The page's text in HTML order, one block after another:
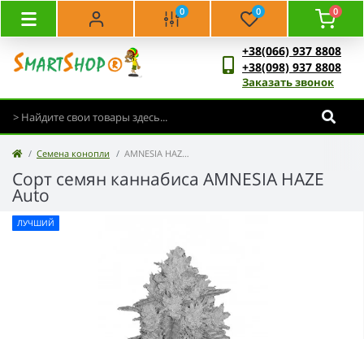
0 0 0
+38(066) 937 8808
+38(098) 937 8808
Заказать звонок
Семена конопли AMNESIA HAZE Auto
Сорт семян каннабиса AMNESIA HAZE
Auto
ЛУЧШИЙ